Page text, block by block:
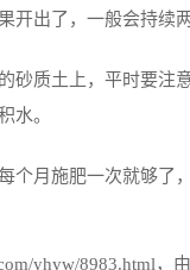
开出了，一般会持续
砂质土上，平时要注
水。
个月施肥一次就够了
yhyw/8983.html，